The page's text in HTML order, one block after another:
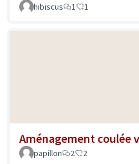
hibiscus 1 1
Aménagement coulée
papillon 2 2